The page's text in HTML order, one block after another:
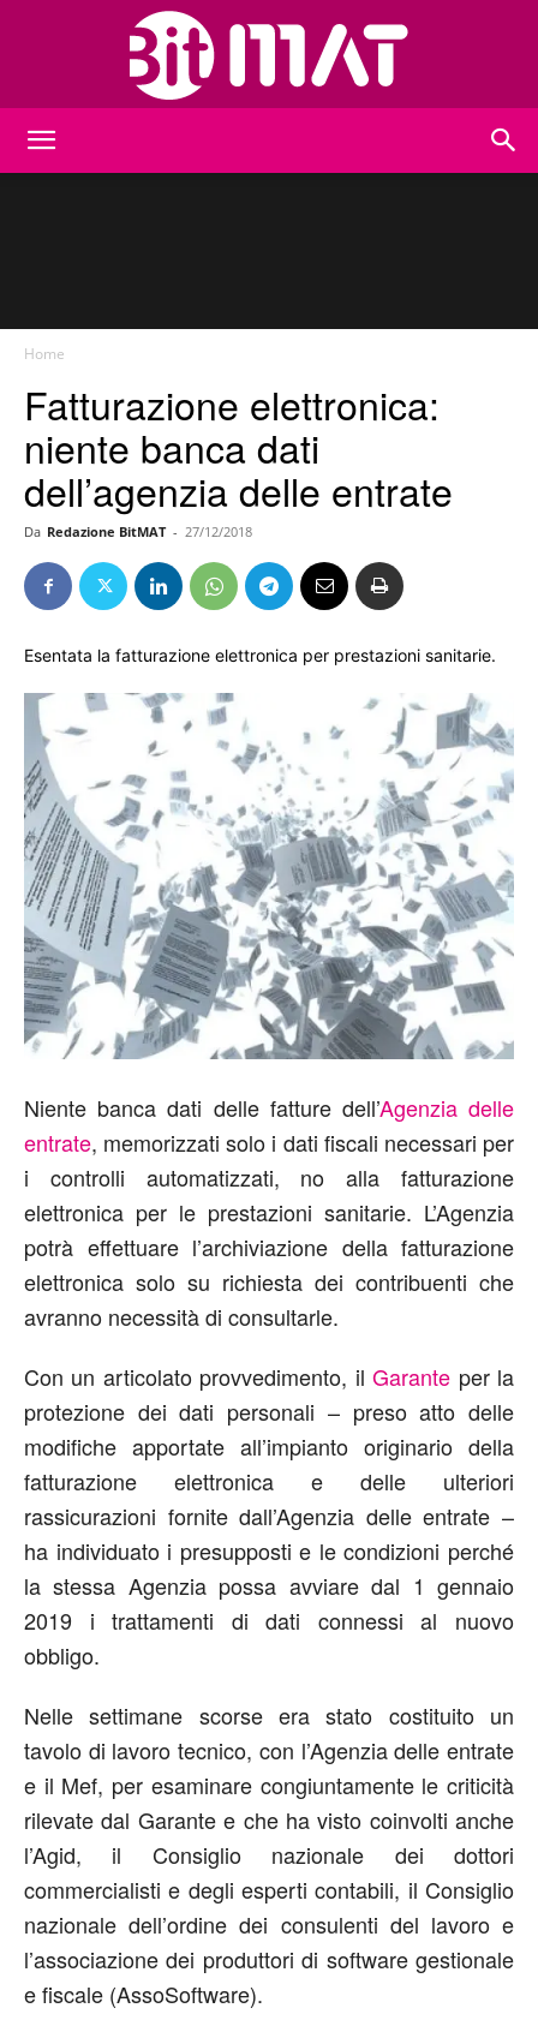
Home
Fatturazione elettronica:
niente banca dati
dell’agenzia delle entrate
Da Redazione BitMAT - 27/12/2018
Esentata la fatturazione elettronica per prestazioni sanitarie.
Niente banca dati delle fatture dell’Agenzia delle
entrate, memorizzati solo i dati fiscali necessari per
i controlli automatizzati, no alla fatturazione
elettronica per le prestazioni sanitarie. L’Agenzia
potrà effettuare l’archiviazione della fatturazione
elettronica solo su richiesta dei contribuenti che
avranno necessità di consultarle.
Con un articolato provvedimento, ilGarante per la
protezione dei dati personali – preso atto delle
modifiche apportate all’impianto originario della
fatturazione elettronica e delle ulteriori
rassicurazioni fornite dall’Agenzia delle entrate –
ha individuato i presupposti e le condizioni perché
la stessa Agenzia possa avviare dal 1 gennaio
2019 i trattamenti di dati connessi al nuovo
obbligo.
Nelle settimane scorse era stato costituito un
tavolo di lavoro tecnico, con l’Agenzia delle entrate
e il Mef, per esaminare congiuntamente le criticità
rilevate dal Garante e che ha visto coinvolti anche
l’Agid, il Consiglio nazionale dei dottori
commercialisti e degli esperti contabili, il Consiglio
nazionale dell’ordine dei consulenti del lavoro e
l’associazione dei produttori di software gestionale
e fiscale (AssoSoftware).